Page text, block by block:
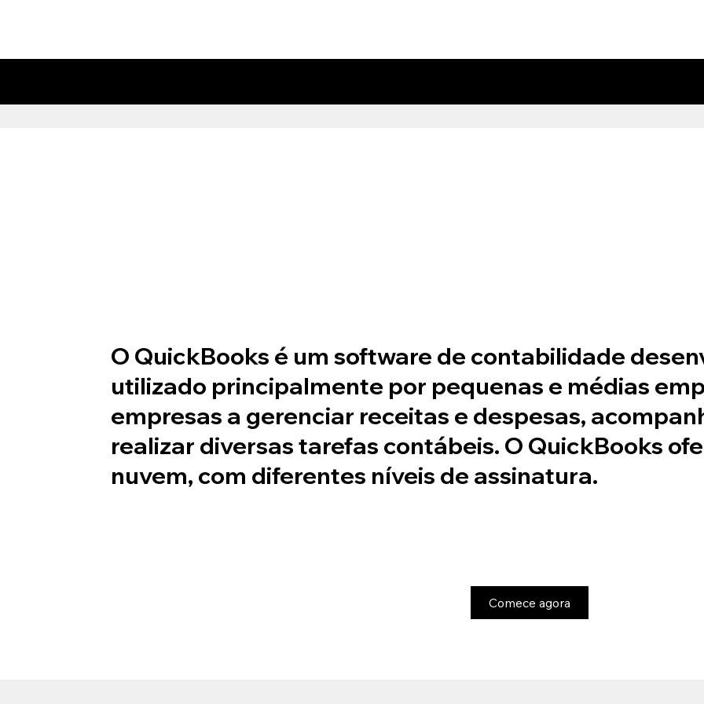
O QuickBooks é um software de contabilidade
utilizado principalmente por pequenas e médias
empresas a gerenciar receitas e despesas,
realizar diversas tarefas contábeis. O QuickBooks
nuvem, com diferentes níveis de assinatura.
Comece agora